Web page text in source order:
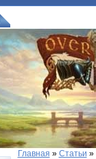
Главная » Статьи »